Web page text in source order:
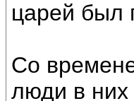
царей был
Со
люди в них